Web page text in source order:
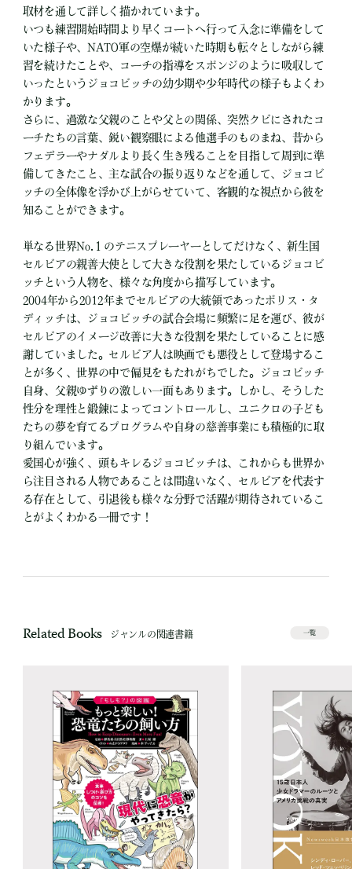
取材を通して詳しく描かれています。
いつも練習開始時間より早くコートへ行って入念に準備をして
いた様子や、NATO軍の空爆が続いた時期も転々としながら練
習を続けたことや、コーチの指導をスポンジのように吸収して
いったというジョコビッチの幼少期や少年時代の様子もよくわ
かります。
さらに、過激な父親のことや父との関係、突然クビにされたコ
ーチたちの言葉、鋭い観察眼による他選手のものまね、昔から
フェデラーやナダルより長く生き残ることを目指して周到に準
備してきたこと、主な試合の振り返りなどを通して、ジョコビ
ッチの全体像を浮かび上がらせていて、客観的な視点から彼を
知ることができます。
単なる世界No.１のテニスプレーヤーとしてだけなく、新生国
セルビアの親善大使として大きな役割を果たしているジョコビ
ッチという人物を、様々な角度から描写しています。
2004年から2012年までセルビアの大統領であったボリス・タ
ディッチは、ジョコビッチの試合会場に頻繁に足を運び、彼が
セルビアのイメージ改善に大きな役割を果たしていることに感
謝していました。セルビア人は映画でも悪役として登場するこ
とが多く、世界の中で偏見をもたれがちでした。ジョコビッチ
自身、父親ゆずりの激しい一面もあります。しかし、そうした
性分を理性と鍛錬によってコントロールし、ユニクロの子ども
たちの夢を育てるプログラムや自身の慈善事業にも積極的に取
り組んでいます。
愛国心が強く、頭もキレるジョコビッチは、これからも世界か
ら注目される人物であることは間違いなく、セルビアを代表す
る存在として、引退後も様々な分野で活躍が期待されているこ
とがよくわかる一冊です！
Related Books ジャンルの関連書籍 一覧